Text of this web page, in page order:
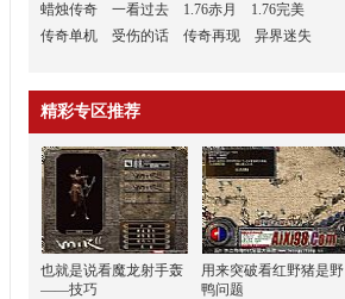
蜡烛传奇
一看过去 1.76赤月
1.76完美
传奇单机
受伤的话 传奇再现 异界迷失
精彩专区推荐
也就是说看魔龙射手轰
——技巧
用来突破看红野猪是野
鸭问题